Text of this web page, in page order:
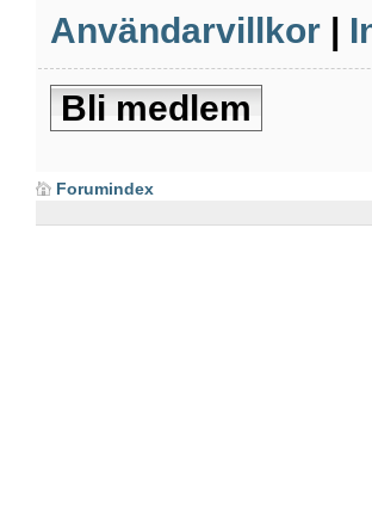
Användarvillkor |
Bli medlem
Forumindex